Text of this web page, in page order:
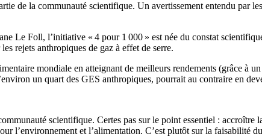
de la communauté scientifique. Un avertissement entendu par
Le Foll, l’initiative « 4 pour 1 000 » est née du constat
rejets anthropiques de gaz à effet de serre.
mondiale en atteignant de meilleurs rendements (grâce à
un quart des GES anthropiques, pourrait au contraire en
scientifique. Certes pas sur le point essentiel : accroître
l’environnement et l’alimentation. C’est plutôt sur la faisabilité